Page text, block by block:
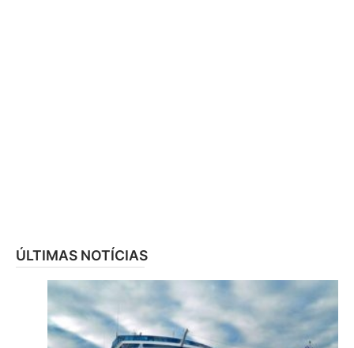
ÚLTIMAS NOTÍCIAS